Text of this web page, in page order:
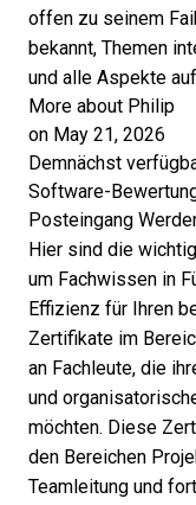
offen zu seinem
bekannt, Themen
und alle Aspekte
More about Philip
on May 21, 2026
Demnächst
Software-
Posteingang
Hier sind die
um Fachwissen in
Effizienz für Ihren
Zertifikate im
an Fachleute, die
und
möchten. Diese
den Bereichen
Teamleitung und